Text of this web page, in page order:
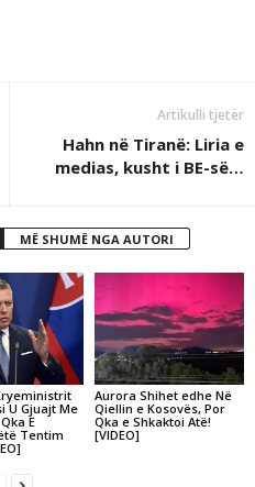
Artikulli tjetër
Hahn në Tiranë: Liria e
medias, kusht i BE-së…
MË SHUMË NGA AUTORI
U Gjuajt Me
E
Tentim
Aurora Shihet edhe Në
Qiellin e Kosovës, Por
Qka e Shkaktoi Atë!
[VIDEO]